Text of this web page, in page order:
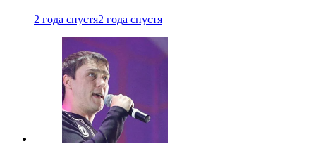
2 года спустя2 года спустя